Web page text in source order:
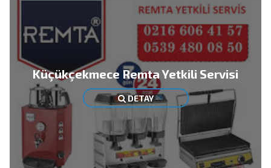
Küçükçekmece Remta Yetkili Servisi
DETAY